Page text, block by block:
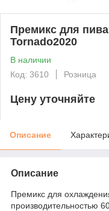
Премикс для
Tornado2020
В наличии
Код: 3610
Розница
Цену уточняйте
Описание
Описание
Премикс для
производительностью